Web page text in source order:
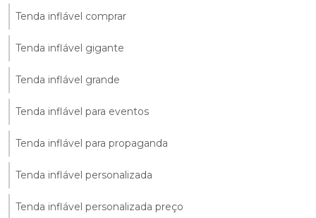
Tenda inflável comprar
Tenda inflável gigante
Tenda inflável grande
Tenda inflável para eventos
Tenda inflável para propaganda
Tenda inflável personalizada
Tenda inflável personalizada preço